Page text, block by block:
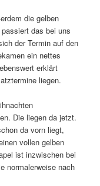
die gelben
das bei uns
der Termin auf den
ein nettes
erklärt
liegen.
Die liegen da jetzt.
da vorn liegt,
vollen gelben
ist inzwischen bei
normalerweise nach